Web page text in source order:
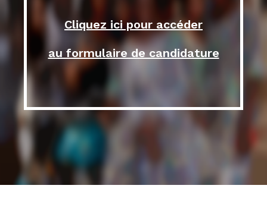
Cliquez ici pour accéder
au formulaire de candidature